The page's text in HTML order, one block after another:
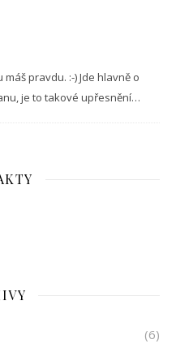
pravdu. :-) Jde hlavně o
je to takové upřesnění…
(6)